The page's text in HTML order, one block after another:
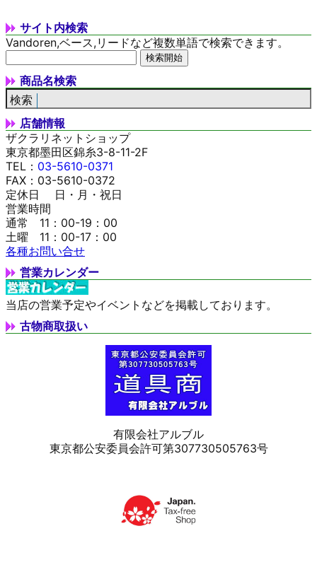
サイト内検索
Vandoren,ベース,リードなど複数単語で検索できます。
商品名検索
店舗情報
ザクラリネットショップ
東京都墨田区錦糸3-8-11-2F
TEL： 03-5610-0371
FAX：03-5610-0372
定休日 日・月・祝日
営業時間
通常 11：00-19：00
土曜 11：00-17：00
各種お問い合せ
営業カレンダー
当店の営業予定やイベントなどを掲載しております。
古物商取扱い
有限会社アルブル
東京都公安委員会許可第307730505763号